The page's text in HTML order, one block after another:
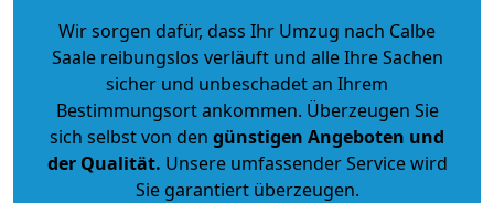
Wir sorgen dafür, dass Ihr Umzug nach Calbe
Saale reibungslos verläuft und alle Ihre Sachen
sicher und unbeschadet an Ihrem
Bestimmungsort ankommen. Überzeugen Sie
sich selbst von den günstigen Angeboten und
der Qualität. Unsere umfassender Service wird
Sie garantiert überzeugen.